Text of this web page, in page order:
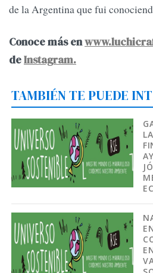
de la Argentina que fui
Conoce más en
deInstagram.
TAMBIÉN TE PUEDE